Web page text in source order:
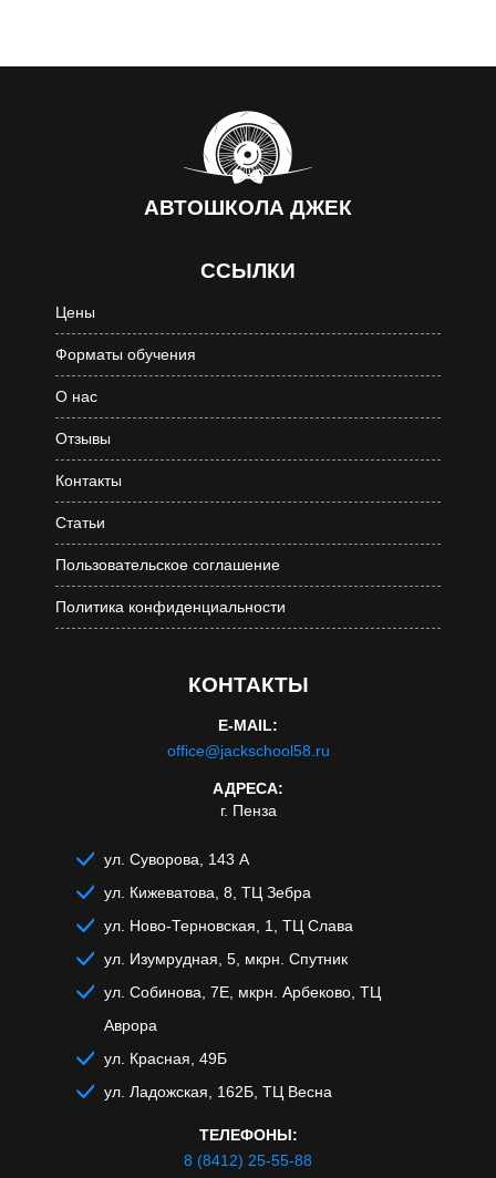
АВТОШКОЛА ДЖЕК
ССЫЛКИ
Цены
Форматы обучения
О нас
Отзывы
Контакты
Статьи
Пользовательское соглашение
Политика конфиденциальности
КОНТАКТЫ
E-MAIL:
office@jackschool58.ru
АДРЕСА:
г. Пенза
ул. Суворова, 143 А
ул. Кижеватова, 8, ТЦ Зебра
ул. Ново-Терновская, 1, ТЦ Слава
ул. Изумрудная, 5, мкрн. Спутник
ул. Собинова, 7Е, мкрн. Арбеково, ТЦ
Аврора
ул. Красная, 49Б
ул. Ладожская, 162Б, ТЦ Весна
ТЕЛЕФОНЫ:
8 (8412) 25-55-88